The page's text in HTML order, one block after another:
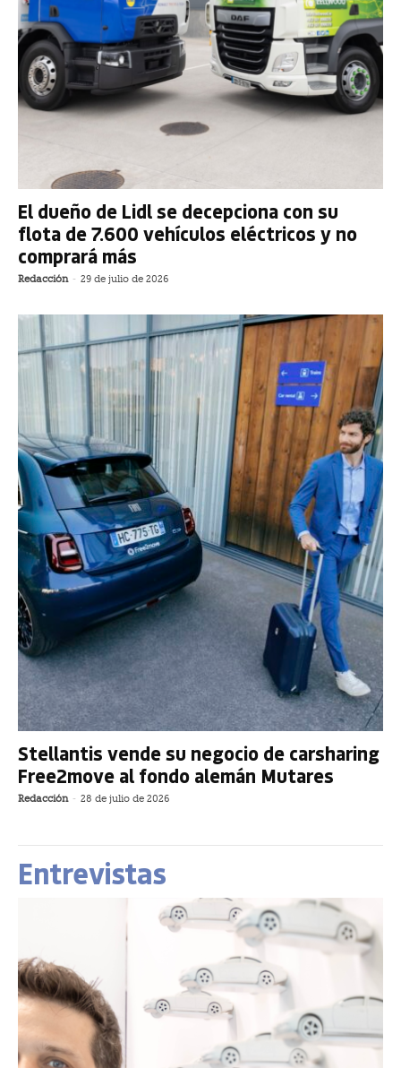
El dueño de Lidl se decepciona con su
flota de 7.600 vehículos eléctricos y no
comprará más
Redacción - 29 de julio de 2026
Stellantis vende su negocio de carsharing
Free2move al fondo alemán Mutares
Redacción - 28 de julio de 2026
Entrevistas